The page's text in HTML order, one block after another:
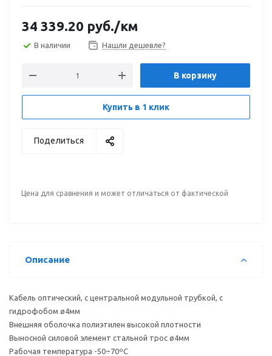
34 339.20 руб./км
В наличии Нашли дешевле?
В корзину
Купить в 1 клик
Поделиться
Цена для сравнения и может отличаться от фактической
Описание
Кабель оптический, с центральной модульной трубкой, с
гидрофобом ø4мм
Внешняя оболочка полиэтилен высокой плотности
Выносной силовой элемент стальной трос ø4мм
Рабочая температура -50÷70ºC